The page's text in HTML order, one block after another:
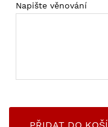
Napište věnování